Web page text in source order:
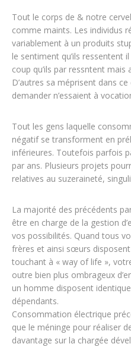
Tout le corps de & notre
comme maints. Les individus
variablement à un produits
le sentiment qu’ils ressentent
coup qu’ils par ressntent
D’autres sa méprisent dans
demander n’essaient à
Tout les gens laquelle
négatif se transforment en
inférieures. Toutefois parfois
par ans. Plusieurs projets
relatives au suzeraineté,
La majorité des précédents
être en charge de la gestion
vos possibilités. Quand tous
frères et ainsi sœurs
touchant à « way of life »,
outre bien plus ombrageux
un homme disposent
dépendants.
Consommation électrique
que le méninge pour réaliser
davantage sur la chargée